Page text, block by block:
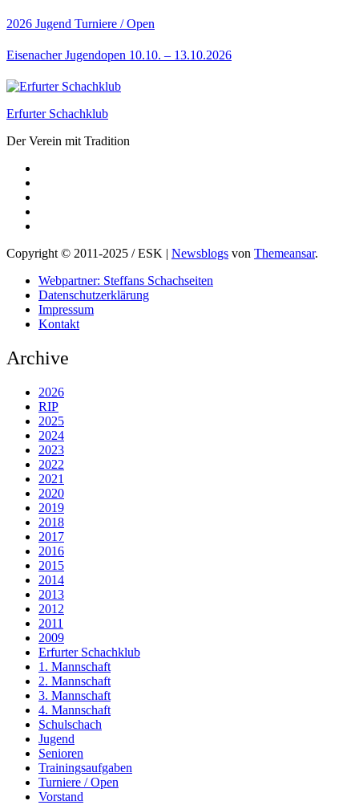
2026 Jugend Turniere / Open
Eisenacher Jugendopen 10.10. – 13.10.2026
Erfurter Schachklub
Der Verein mit Tradition
Copyright © 2011-2025 / ESK Newsblogs von Themeansar.
Webpartner: Steffans Schachseiten
Datenschutzerklärung
Impressum
Kontakt
Archive
2026
RIP
2025
2024
2023
2022
2021
2020
2019
2018
2017
2016
2015
2014
2013
2012
2011
2009
Erfurter Schachklub
1. Mannschaft
2. Mannschaft
3. Mannschaft
4. Mannschaft
Schulschach
Jugend
Senioren
Trainingsaufgaben
Turniere / Open
Vorstand